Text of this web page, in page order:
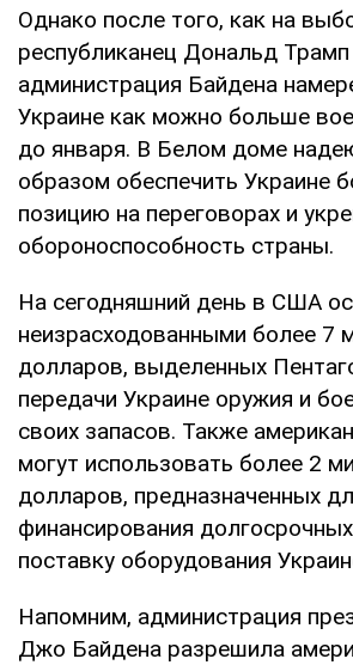
Однако после того, как на
республиканец Дональд Трамп
администрация Байдена
Украине как можно больше
до января. В Белом доме
образом обеспечить Украине
позицию на переговорах и
обороноспособность страны.
На сегодняшний день в США
неизрасходованными более 7
долларов, выделенных
передачи Украине оружия и
своих запасов. Также
могут использовать более 2
долларов, предназначенных
финансирования
поставку оборудования
Напомним, администрация
Джо Байдена разрешила